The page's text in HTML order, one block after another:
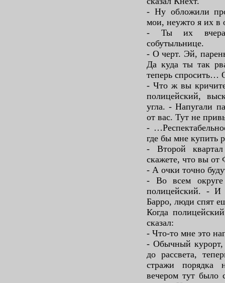
- Ну обложили
мои, неужто я их в
- Ты их вчера
собутыльнице.
- О черт. Эй,
Да куда ты так
теперь спросить…
- Что ж вы
полицейский,
угла. - Напугали
от вас. Тут не
-
где бы мне купить
- Второй
скажете, что вы от
- А очки точно
- Во всем
полицейский. - И
Барро, люди спят
Когда
сказал:
- Что-то мне это
- Обычный курорт,
до рассвета,
стражи
вечером тут было